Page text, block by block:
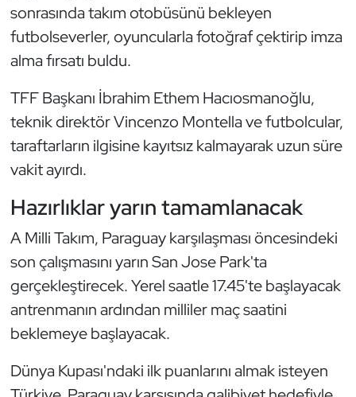
sonrasında takım otobüsünü bekleyen
futbolseverler, oyuncularla fotoğraf çektirip imza
alma fırsatı buldu.
TFF Başkanı İbrahim Ethem Hacıosmanoğlu,
teknik direktör Vincenzo Montella ve futbolcular,
taraftarların ilgisine kayıtsız kalmayarak uzun süre
vakit ayırdı.
Hazırlıklar yarın tamamlanacak
A Milli Takım, Paraguay karşılaşması öncesindeki
son çalışmasını yarın San Jose Park'ta
gerçekleştirecek. Yerel saatle 17.45'te başlayacak
antrenmanın ardından milliler maç saatini
beklemeye başlayacak.
Dünya Kupası'ndaki ilk puanlarını almak isteyen
Optimist
Oryantiring
Özel Sporcular
Paralimpik
Su Topu
Sualtı Sporları
Tekvando
Tenis